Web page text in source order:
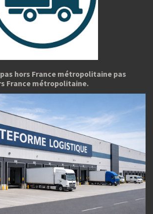
hors France métropolitaine pas
France métropolitaine.